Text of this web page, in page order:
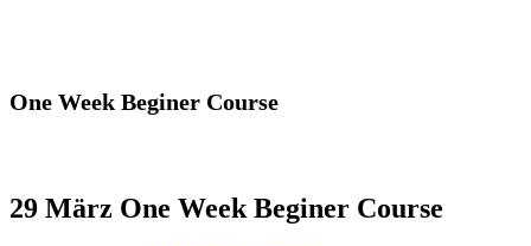
One Week Beginer Course
29 März One Week Beginer Course